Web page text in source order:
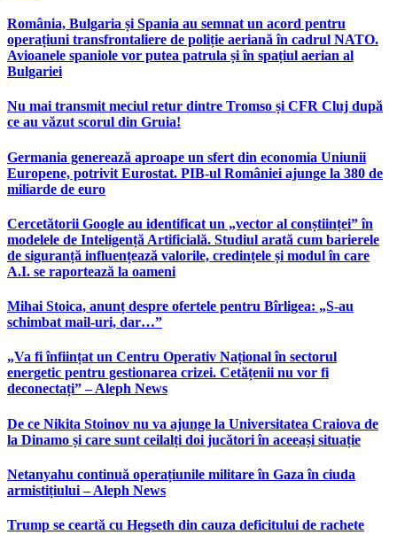
România, Bulgaria și Spania au semnat un acord pentru
operațiuni transfrontaliere de poliție aeriană în cadrul NATO.
Avioanele spaniole vor putea patrula și în spațiul aerian al
Bulgariei
Nu mai transmit meciul retur dintre Tromso și CFR Cluj după
ce au văzut scorul din Gruia!
Germania generează aproape un sfert din economia Uniunii
Europene, potrivit Eurostat. PIB-ul României ajunge la 380 de
miliarde de euro
Cercetătorii Google au identificat un „vector al conștiinței” în
modelele de Inteligență Artificială. Studiul arată cum barierele
de siguranță influențează valorile, credințele și modul în care
A.I. se raportează la oameni
Mihai Stoica, anunț despre ofertele pentru Bîrligea: „S-au
schimbat mail-uri, dar…”
„Va fi înființat un Centru Operativ Național în sectorul
energetic pentru gestionarea crizei. Cetățenii nu vor fi
deconectați” – Aleph News
De ce Nikita Stoinov nu va ajunge la Universitatea Craiova de
la Dinamo și care sunt ceilalți doi jucători în aceeași situație
Netanyahu continuă operațiunile militare în Gaza în ciuda
armistițiului – Aleph News
Trump se ceartă cu Hegseth din cauza deficitului de rachete